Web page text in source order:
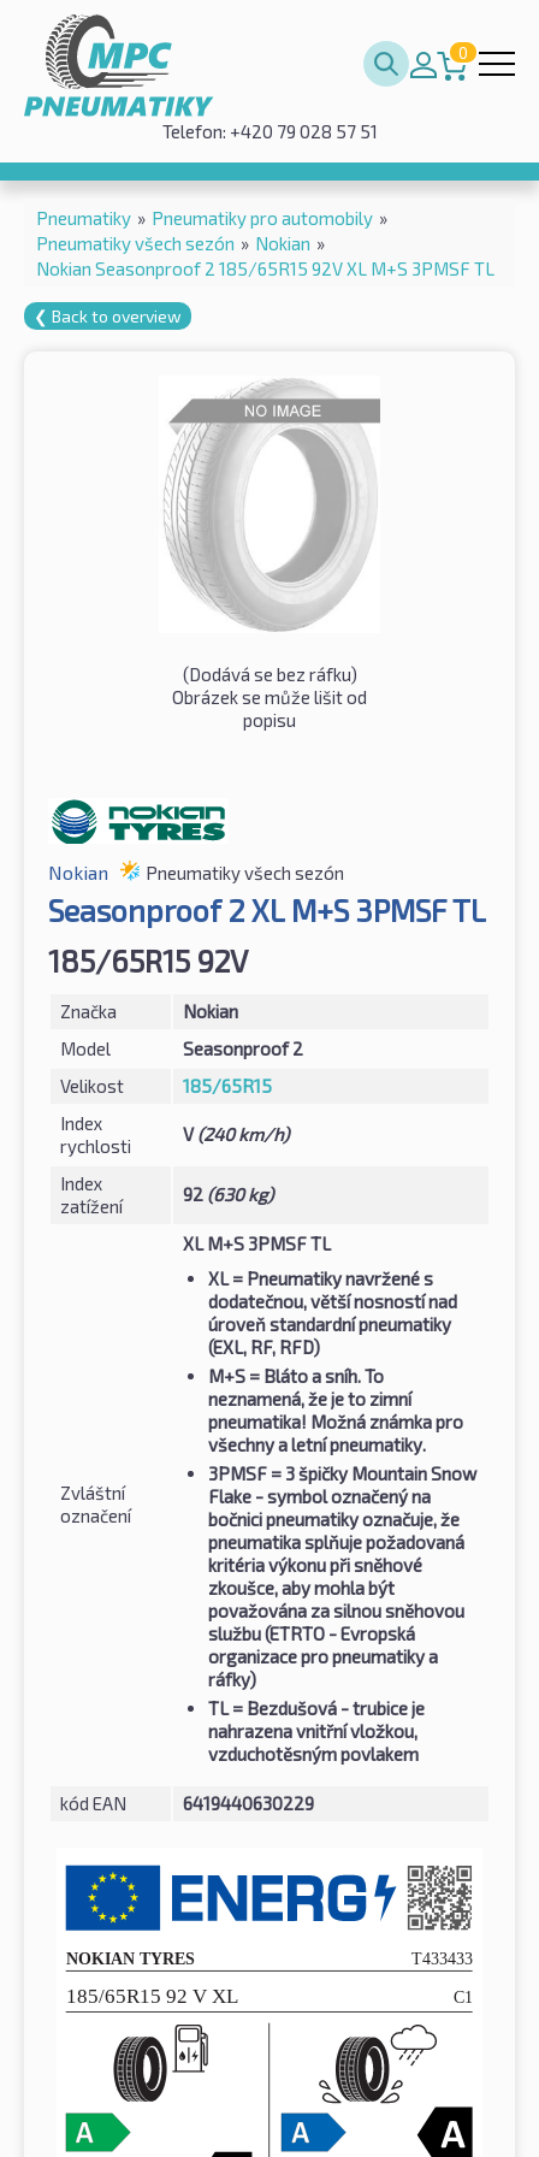
0
Telefon: +420 79 028 57 51
Pneumatiky » Pneumatiky pro automobily »
Pneumatiky všech sezón » Nokian »
Nokian Seasonproof 2 185/65R15 92V XL M+S 3PMSF TL
❮ Back to overview
(Dodává se bez ráfku)
Obrázek se může lišit od
popisu
Nokian Pneumatiky všech sezón
Seasonproof 2 XL M+S 3PMSF TL
185/65R15 92V
Značka
Nokian
Model
Seasonproof 2
Velikost
185/65R15
Index
rychlosti
V(240 km/h)
Index
zatížení
92 (630 kg)
Zvláštní
označení
XL M+S 3PMSF TL
XL= Pneumatiky navržené s
dodatečnou, větší nosností nad
úroveň standardní pneumatiky
(EXL, RF, RFD)
M+S = Bláto a sníh. To
neznamená, že je to zimní
pneumatika! Možná známka pro
všechny a letní pneumatiky.
3PMSF = 3 špičky Mountain Snow
Flake - symbol označený na
bočnici pneumatiky označuje, že
pneumatika splňuje požadovaná
kritéria výkonu při sněhové
zkoušce, aby mohla být
považována za silnou sněhovou
službu (ETRTO - Evropská
organizace pro pneumatiky a
ráfky)
TL= Bezdušová - trubice je
nahrazena vnitřní vložkou,
vzduchotěsným povlakem
kód EAN 6419440630229